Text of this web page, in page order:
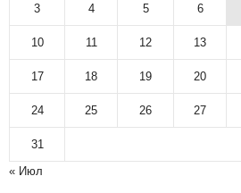
3 4 5 6
10 11 12 13
17 18 19 20
24 25 26 27
31
« Июл